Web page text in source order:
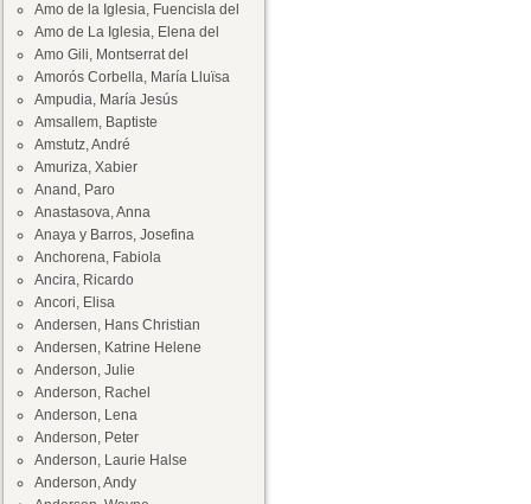
Amo de la Iglesia, Fuencisla del
Amo de La Iglesia, Elena del
Amo Gili, Montserrat del
Amorós Corbella, María Lluïsa
Ampudia, María Jesús
Amsallem, Baptiste
Amstutz, André
Amuriza, Xabier
Anand, Paro
Anastasova, Anna
Anaya y Barros, Josefina
Anchorena, Fabiola
Ancira, Ricardo
Ancori, Elisa
Andersen, Hans Christian
Andersen, Katrine Helene
Anderson, Julie
Anderson, Rachel
Anderson, Lena
Anderson, Peter
Anderson, Laurie Halse
Anderson, Andy